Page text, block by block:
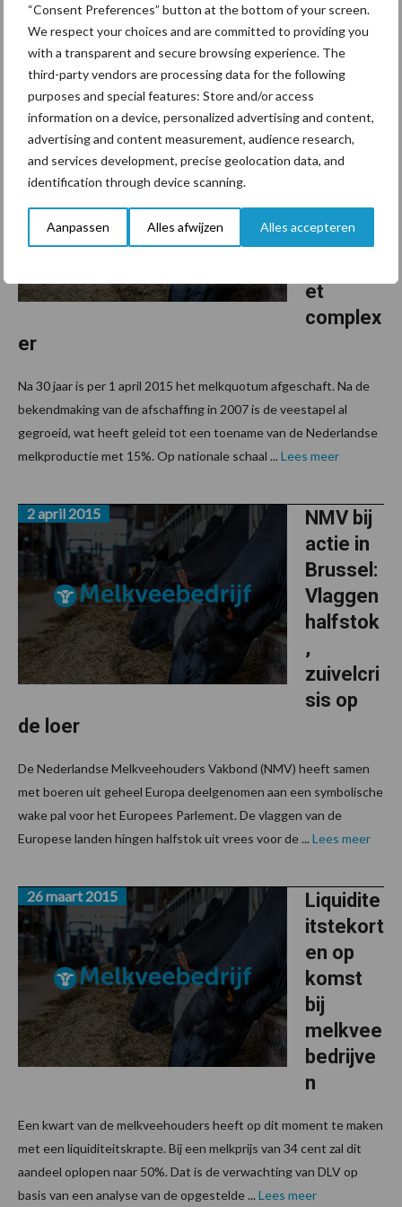
“Consent Preferences” button at the bottom of your screen.
We respect your choices and are committed to providing you
with a transparent and secure browsing experience. The
third-party vendors are processing data for the following
purposes and special features: Store and/or access
information on a device, personalized advertising and content,
advertising and content measurement, audience research,
and services development, precise geolocation data, and
identification through device scanning.
Aanpassen Alles afwijzen Alles accepteren
Europese regulering van de melkprijs, loopt op 1 april 2015 af.
Over de gevolgen hiervan wordt volop gespeculeerd. Feit is dat
de prijs voor een liter melk voor melkveehouders bijna altijd een
vast ...Lees meer
Afschaf
fing
tum
maakt
et
complex
er
2 april 2015
Na 30 jaar is per 1 april 2015 het melkquotum afgeschaft. Na de
bekendmaking van de afschaffing in 2007 is de veestapel al
gegroeid, wat heeft geleid tot een toename van de Nederlandse
melkproductie met 15%. Op nationale schaal ... Lees meer
NMV bij
actie in
Brussel:
Vlaggen
halfstok
,
zuivelcri
sis op
de loer
2 april 2015
De Nederlandse Melkveehouders Vakbond (NMV) heeft samen
met boeren uit geheel Europa deelgenomen aan een symbolische
wake pal voor het Europees Parlement. De vlaggen van de
Europese landen hingen halfstok uit vrees voor de ... Lees meer
Liquidite
itstekort
en op
komst
bij
melkvee
bedrijve
n
26 maart 2015
Een kwart van de melkveehouders heeft op dit moment te maken
met een liquiditeitskrapte. Bij een melkprijs van 34 cent zal dit
aandeel oplopen naar 50%. Dat is de verwachting van DLV op
basis van een analyse van de opgestelde ... Lees meer